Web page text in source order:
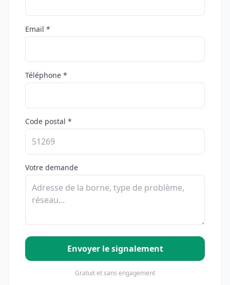
Email *
Téléphone *
Code postal *
Votre demande
Envoyer le signalement
Gratuit et sans engagement